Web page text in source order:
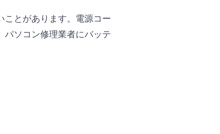
とがあります。電源コー
パソコン修理業者にバッテ